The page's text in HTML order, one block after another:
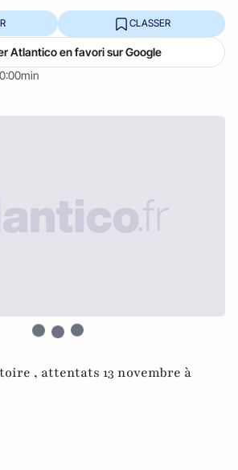
0:00min
CLASSER
Atlantico en favori sur Google
, attentats 13 novembre à